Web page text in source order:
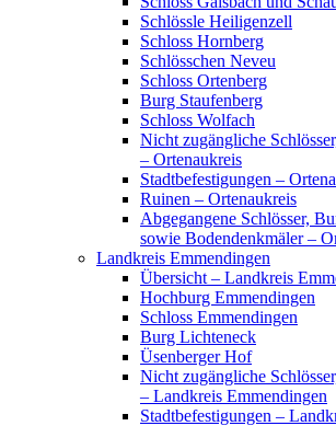
Schlössle Heiligenzell
Schloss Hornberg
Schlösschen Neveu
Schloss Ortenberg
Burg Staufenberg
Schloss Wolfach
Nicht zugängliche
– Ortenaukreis
Stadtbefestigungen –
Ruinen – Ortenaukreis
Abgegangene Schlösser,
sowie Bodendenkmäler –
Landkreis Emmendingen
Übersicht – Landkreis
Hochburg Emmendingen
Schloss Emmendingen
Burg Lichteneck
Üsenberger Hof
Nicht zugängliche
– Landkreis Emmendingen
Stadtbefestigungen –